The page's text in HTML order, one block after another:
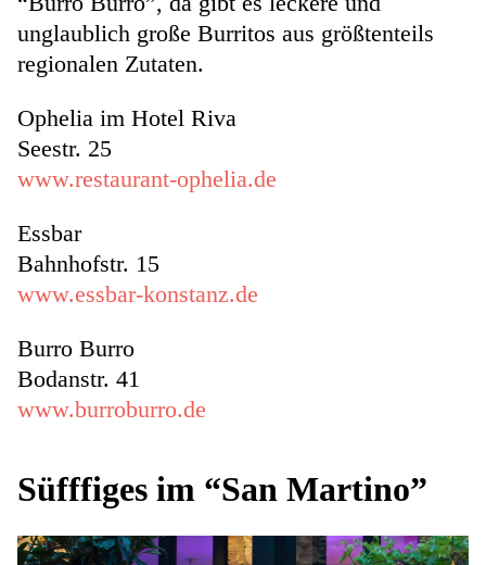
unglaublich große Burritos aus größtenteils
regionalen Zutaten.
Ophelia im Hotel Riva
Seestr. 25
www.restaurant-ophelia.de
Essbar
Bahnhofstr. 15
www.essbar-konstanz.de
Burro Burro
Bodanstr. 41
www.burroburro.de
Süfffiges im “San Martino”